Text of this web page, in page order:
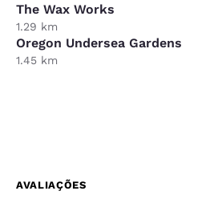
The Wax Works
1.29 km
Oregon Undersea Gardens
1.45 km
AVALIAÇÕES